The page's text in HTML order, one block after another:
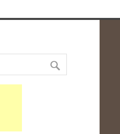
: vers la semaine de 30